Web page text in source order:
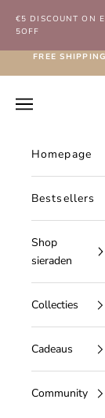
€5 DISCOUNT ON
5OFF
FREE
Navigatiemenu
Homepage
Bestsellers
Shop
sieraden
Collecties
Cadeaus
Community